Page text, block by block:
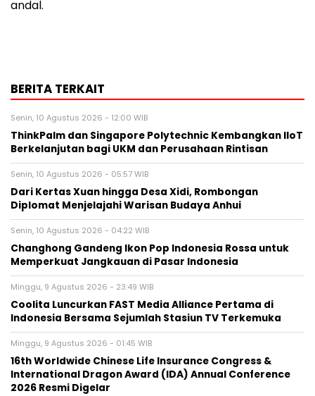
andal.
BERITA TERKAIT
Senin, 10 Agustus 2026 - 12:00 WIB
ThinkPalm dan Singapore Polytechnic Kembangkan IIoT
Berkelanjutan bagi UKM dan Perusahaan Rintisan
Senin, 10 Agustus 2026 - 05:57 WIB
Dari Kertas Xuan hingga Desa Xidi, Rombongan
Diplomat Menjelajahi Warisan Budaya Anhui
Senin, 10 Agustus 2026 - 04:22 WIB
Changhong Gandeng Ikon Pop Indonesia Rossa untuk
Memperkuat Jangkauan di Pasar Indonesia
Minggu, 9 Agustus 2026 - 23:49 WIB
Coolita Luncurkan FAST Media Alliance Pertama di
Indonesia Bersama Sejumlah Stasiun TV Terkemuka
Minggu, 9 Agustus 2026 - 01:45 WIB
16th Worldwide Chinese Life Insurance Congress &
International Dragon Award (IDA) Annual Conference
2026 Resmi Digelar